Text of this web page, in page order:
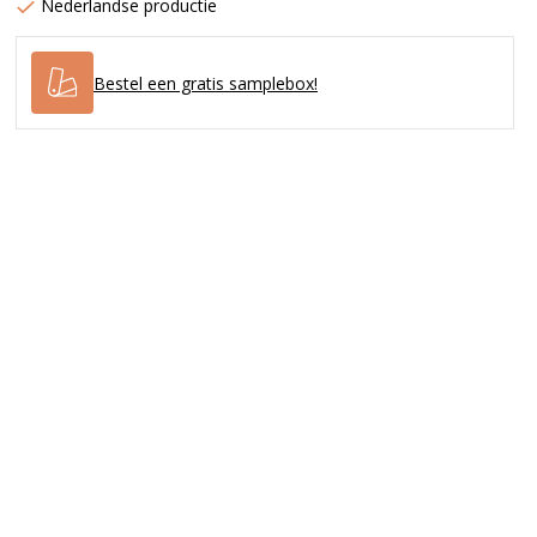
Nederlandse productie
Bestel een gratis samplebox!